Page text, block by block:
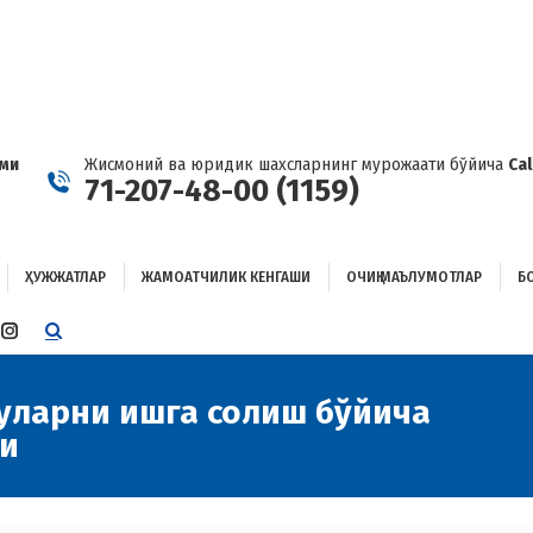
Жисмоний ва юридик шахсларнинг мурожаати бўйича
71-207-48-00 (1159)
ҲУЖЖАТЛАР ЖАМОАТЧИЛИК КЕНГАШИ ОЧИҚ МАЪЛУМОТЛАР
INSTAGRAM
IN
NEW
WINDOW
ишга солиш бўйича